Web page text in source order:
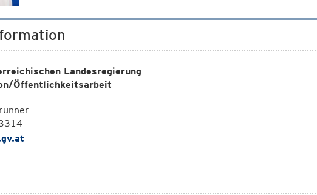
Landesregierung
Öffentlichkeitsarbeit